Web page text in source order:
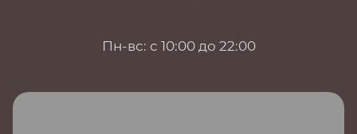
Пн-вс: с 10:00 до 22:00